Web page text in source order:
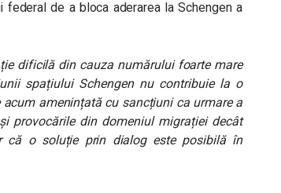
de a bloca aderarea la Schengen a
dificilă din cauza numărului foarte mare
spațiului Schengen nu contribuie la o
amenințată cu sancțiuni ca urmare a
provocările din domeniul migrației decât
că o soluție prin dialog este posibilă în